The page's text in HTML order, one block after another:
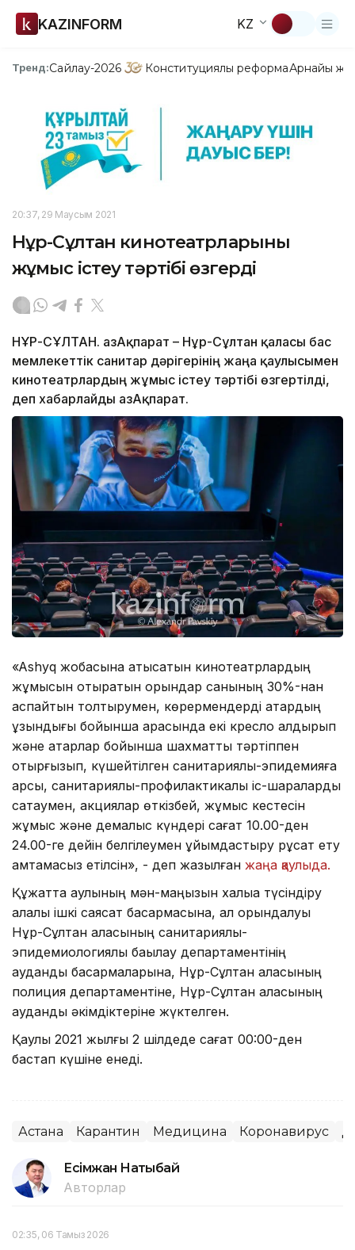
KAZINFORM KZ
Тренд:Сайлау-2026 Конституциялық реформаАрнайы
20:37, 29 Маусым 2021
Нұр-Сұлтан кинотеатрларының
жұмыс істеу тәртібі өзгерді
НҰР-СҰЛТАН. ҚазАқпарат – Нұр-Сұлтан қаласы бас
мемлекеттік санитар дәрігерінің жаңа қаулысымен
кинотеатрлардың жұмыс істеу тәртібі өзгертілді,
деп хабарлайды ҚазАқпарат.
«Ashyq жобасына қатысатын кинотеатрлардың
жұмысын отыратын орындар санының 30%-нан
аспайтын толтырумен, көрермендерді қатардың
ұзындығы бойынша арасында екі кресло қалдырып
және қатарлар бойынша шахматтық тәртіппен
отырғызып, күшейтілген санитариялық-эпидемияға
қарсы, санитариялық-профилактикалық іс-шараларды
сақтаумен, акциялар өткізбей, жұмыс кестесін
жұмыс және демалыс күндері сағат 10.00-ден
24.00-ге дейін белгілеумен ұйымдастыру рұқсат ету
қамтамасыз етілсін», - деп жазылған жаңа қаулыда.
Құжатта қаулының мән-маңызын халыққа түсіндіру
қалалық ішкі саясат басқармасына, ал орындалуы
Нұр-Сұлтан қаласының санитариялық-
эпидемиологиялық бақылау департаментінің
аудандық басқармаларына, Нұр-Сұлтан қаласының
полиция департаментіне, Нұр-Сұлтан қаласының
аудандық әкімдіктеріне жүктелген.
Қаулы 2021 жылғы 2 шілдеде сағат 00:00-ден
бастап күшіне енеді.
Астана Карантин Медицина Коронавирус
Есімжан Нақтыбай
Авторлар
02:35, 06 Тамыз 2026